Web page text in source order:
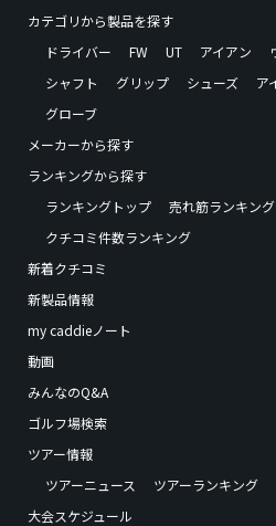
カテゴリから製品を探す
ドライバー
FW UT アイアン
シャフト
グリップ シューズ ア
グローブ
メーカーから探す
ランキングから探す
ランキングトップ
売れ筋ランキング
クチコミ件数ランキング
新着クチコミ
新製品情報
my caddieノート
動画
みんなのQ&A
ゴルフ場検索
ツアー情報
ツアーニュース
ツアーランキング
大会スケジュール